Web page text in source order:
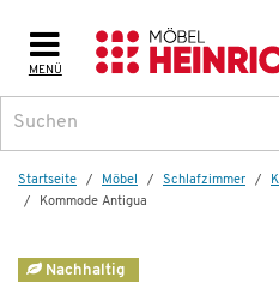
MENÜ
Startseite Möbel Schlafzimmer
Kommode Antigua
Nachhaltig
Weitere Artikel aus der Serie